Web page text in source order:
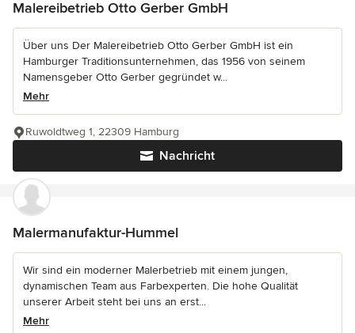
Malereibetrieb Otto Gerber GmbH
Über uns Der Malereibetrieb Otto Gerber GmbH ist ein
Hamburger Traditionsunternehmen, das 1956 von seinem
Namensgeber Otto Gerber gegründet w...
Mehr
Nachricht
Ruwoldtweg 1, 22309 Hamburg
Malermanufaktur-Hummel
Wir sind ein moderner Malerbetrieb mit einem jungen,
dynamischen Team aus Farbexperten. Die hohe Qualität
unserer Arbeit steht bei uns an erst...
Mehr